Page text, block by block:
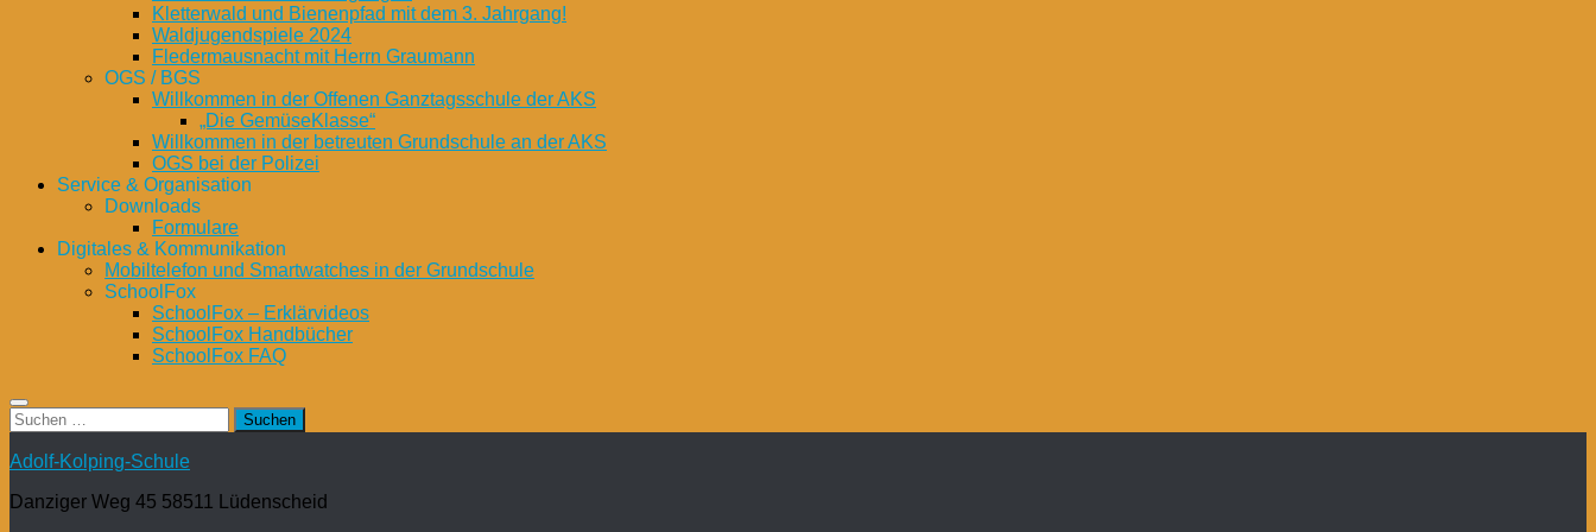
Kletterwald und Bienenpfad mit dem 3. Jahrgang!
Waldjugendspiele 2024
Fledermausnacht mit Herrn Graumann
OGS / BGS
Willkommen in der Offenen Ganztagsschule der AKS
„Die GemüseKlasse“
Willkommen in der betreuten Grundschule an der AKS
OGS bei der Polizei
Service & Organisation
Downloads
Formulare
Digitales & Kommunikation
Mobiltelefon und Smartwatches in der Grundschule
SchoolFox
SchoolFox – Erklärvideos
SchoolFox Handbücher
SchoolFox FAQ
Suchen
nach:
Adolf-Kolping-Schule
Danziger Weg 45 58511 Lüdenscheid